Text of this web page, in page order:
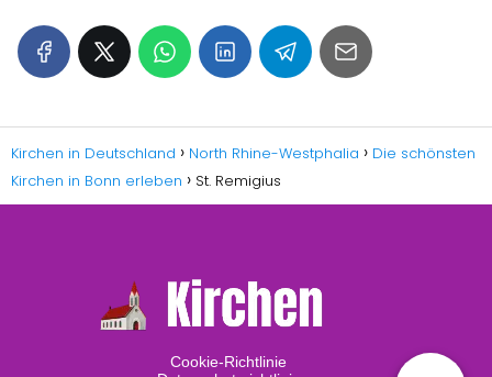
Kirchen in Deutschland North Rhine-Westphalia
Die schönsten
Kirchen in Bonn erleben
St. Remigius
Cookie-Richtlinie